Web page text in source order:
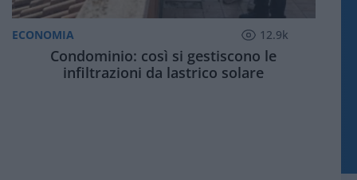
ECONOMIA 12.9k
Condominio: così si gestiscono le
infiltrazioni da lastrico solare